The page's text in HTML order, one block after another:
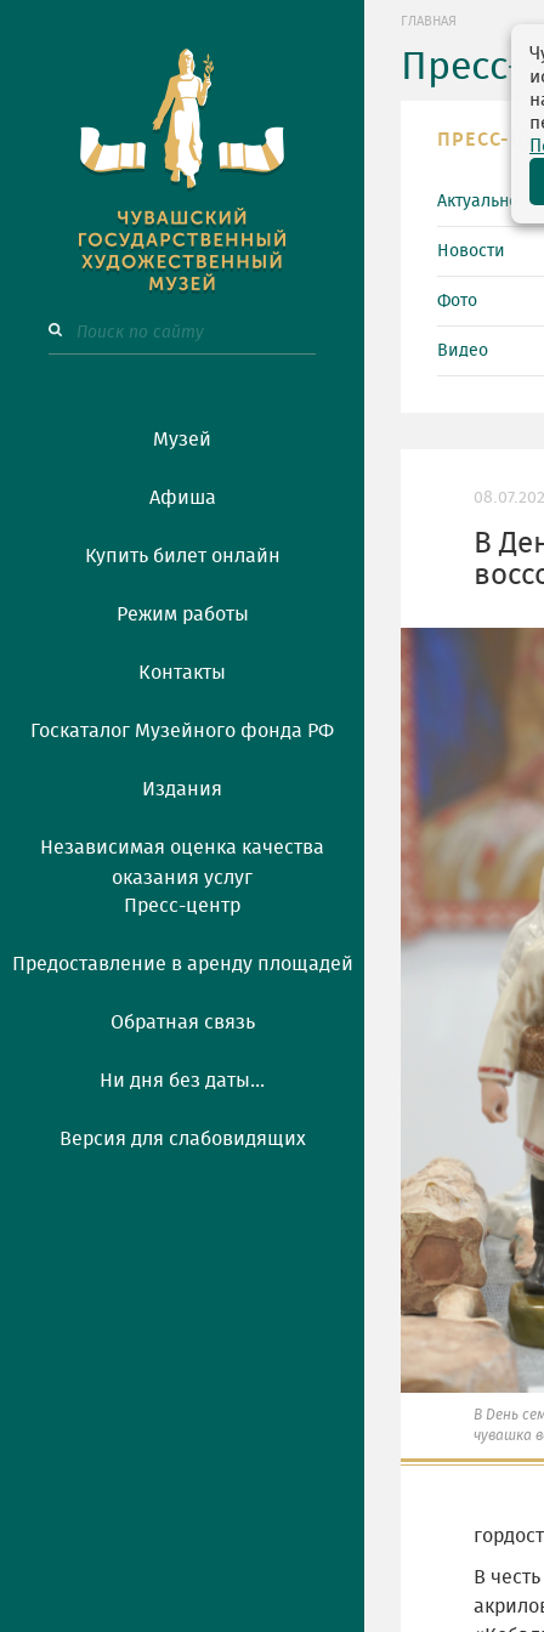
Музей
Афиша
Купить билет онлайн
Режим работы
Контакты
Госкаталог Музейного фонда РФ
Издания
Независимая оценка качества
оказания услуг
Пресс-центр
Предоставление в аренду площадей
Обратная связь
Ни дня без даты...
Версия для слабовидящих
ГЛАВНАЯ
Пресс-
ПРЕСС-
Актуально
Новости
Фото
Видео
В
В День
чувашка
В